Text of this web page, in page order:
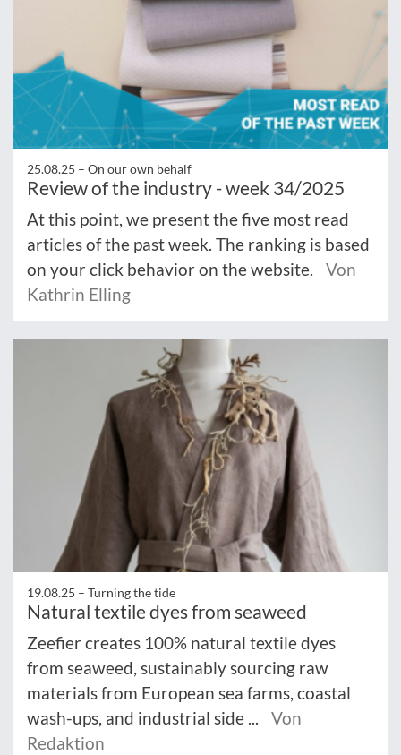
25.08.25 – On our own behalf
Review of the industry - week 34/2025
At this point, we present the five most read
articles of the past week. The ranking is based
on your click behavior on the website.
Von
Kathrin Elling
19.08.25 – Turning the tide
Natural textile dyes from seaweed
Zeefier creates 100% natural textile dyes
from seaweed, sustainably sourcing raw
materials from European sea farms, coastal
wash-ups, and industrial side ...
Von
Redaktion